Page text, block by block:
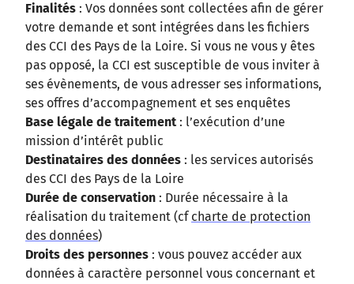
Finalités : Vos données sont collectées afin de gérer
votre demande et sont intégrées dans les fichiers
des CCI des Pays de la Loire. Si vous ne vous y êtes
pas opposé, la CCI est susceptible de vous inviter à
ses évènements, de vous adresser ses informations,
ses offres d’accompagnement et ses enquêtes
Base légale de traitement : l’exécution d’une
mission d’intérêt public
Destinataires des données : les services autorisés
des CCI des Pays de la Loire
Durée de conservation : Durée nécessaire à la
réalisation du traitement (cfcharte de protection
des données)
Droits des personnes : vous pouvez accéder aux
données à caractère personnel vous concernant et